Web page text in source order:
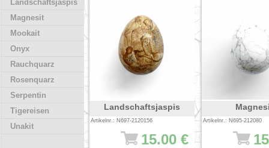
Landschaftsjaspis
Artikelnr.: N697-2120156
15.00 €
Artikelnr.: N695-212080
Landschaftsjaspis
Magnesit
Mookait
Onyx
Rauchquarz
Rosenquarz
Serpentin
Tigereisen
Unakit